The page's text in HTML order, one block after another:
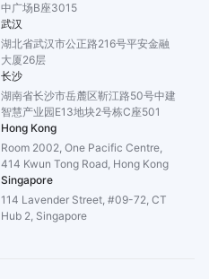
中广场B座3015
武汉
湖北省武汉市公正路216号平安金融
大厦26层
长沙
湖南省长沙市岳麓区靳江路50号中建
智慧产业园E13地块2号栋C座501
Hong Kong
Room 2002, One Pacific Centre,
414 Kwun Tong Road, Hong Kong
Singapore
114 Lavender Street, #09-72, CT
Hub 2, Singapore